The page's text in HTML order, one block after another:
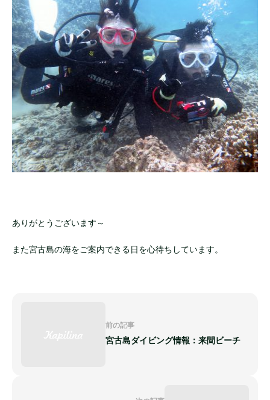
ありがとうございます～
また宮古島の海をご案内できる日を心待ちしています。
前の記事
宮古島ダイビング情報：来間ビーチ